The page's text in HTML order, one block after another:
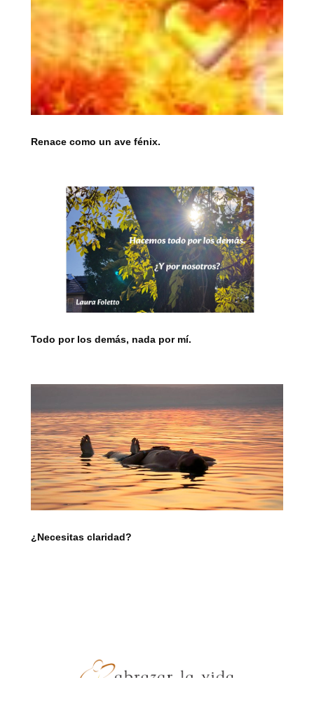
Renace como un ave fénix.
Todo por los demás, nada por mí.
¿Necesitas claridad?